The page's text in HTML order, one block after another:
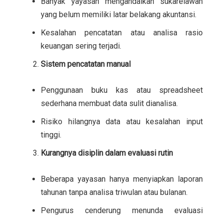
yang belum memiliki latar belakang akuntansi.
Kesalahan pencatatan atau analisa rasio
keuangan sering terjadi.
Sistem pencatatan manual
Penggunaan buku kas atau spreadsheet
sederhana membuat data sulit dianalisa.
Risiko hilangnya data atau kesalahan input
tinggi.
Kurangnya disiplin dalam evaluasi rutin
Beberapa yayasan hanya menyiapkan laporan
tahunan tanpa analisa triwulan atau bulanan.
Pengurus cenderung menunda evaluasi